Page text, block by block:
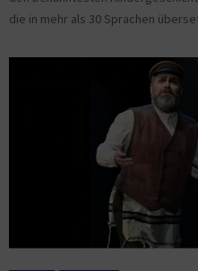
die in mehr als 30 Sprachen